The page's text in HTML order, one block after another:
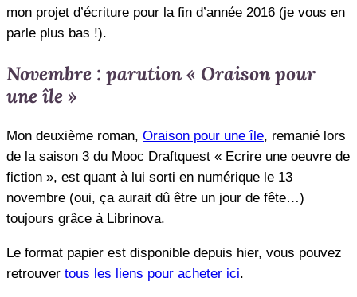
mon projet d’écriture pour la fin d’année 2016 (je vous en
parle plus bas !).
Novembre : parution « Oraison pour
une île »
Mon deuxième roman, Oraison pour une île, remanié lors
de la saison 3 du Mooc Draftquest « Ecrire une oeuvre de
fiction », est quant à lui sorti en numérique le 13
novembre (oui, ça aurait dû être un jour de fête…)
toujours grâce à Librinova.
Le format papier est disponible depuis hier, vous pouvez
retrouver tous les liens pour acheter ici.